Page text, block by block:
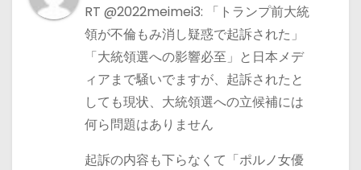
RT @2022meimei3: 「トランプ前大統
領が不倫もみ消し疑惑で起訴された」
「大統領選への影響必至」と日本メデ
ィアまで騒いでますが、起訴されたと
しても現状、大統領選への立候補には
何ら問題はありません
起訴の内容も下らなくて「ポルノ女優